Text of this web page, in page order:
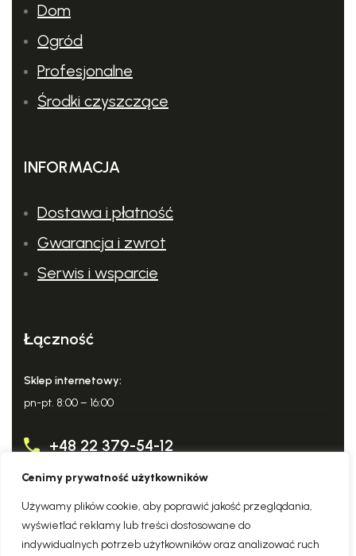
Cenimy prywatność użytkowników
Używamy plików cookie, aby poprawić jakość przeglądania,
wyświetlać reklamy lub treści dostosowane do
indywidualnych potrzeb użytkowników oraz analizować ruch
Dom
Ogród
Profesjonalne
Środki czyszczące
INFORMACJA
Dostawa i płatność
Gwarancja i zwrot
Serwis i wsparcie
Łączność
Sklep internetowy:
pn-pt. 8:00 – 16:00
+48 22 379-54-12
info@domowy-expert.pl